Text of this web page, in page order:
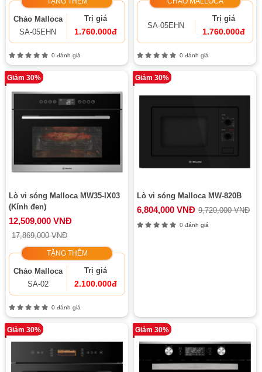
Chảo Malloca
SA-05EHN
Trị giá
1.760.000đ
0 đánh giá
SA-05EHN
Trị giá
1.760.000đ
0 đánh giá
Giảm 30%
Lò vi sóng Malloca MW35-IX03
(Kính đen)
12,509,000 VNĐ
17,869,000 VNĐ
TẶNG THÊM
Chảo Malloca
SA-02
Trị giá
2.100.000đ
0 đánh giá
Giảm 30%
Lò vi sóng Malloca MW-820B
6,804,000 VNĐ 9,720,000 VNĐ
0 đánh giá
Giảm 30% Giảm 30%